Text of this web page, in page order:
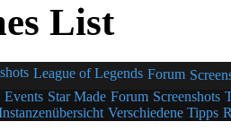
List
League of Legends Forum
Events Star Made Forum Screenshots
Verschiedene Tipps